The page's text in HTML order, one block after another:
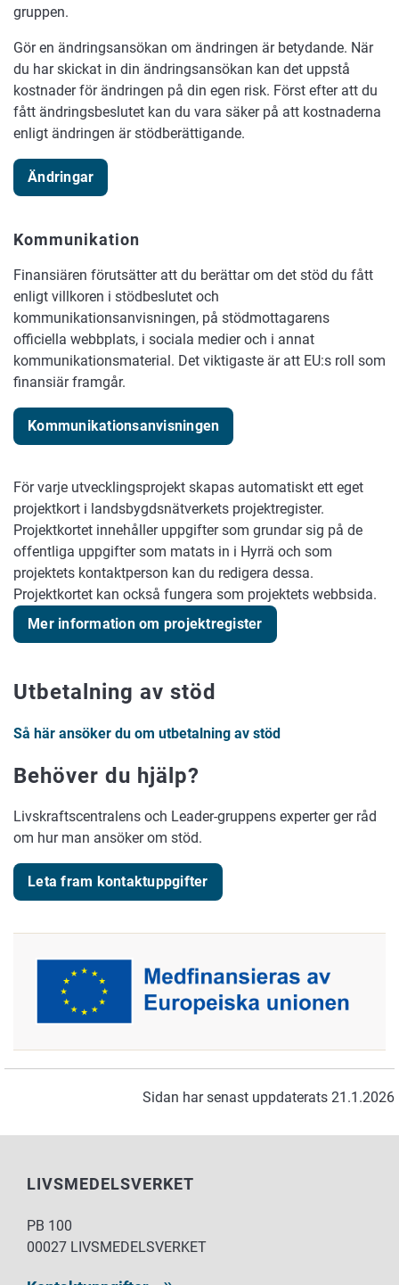
gruppen.
Gör en ändringsansökan om ändringen är betydande. När
du har skickat in din ändringsansökan kan det uppstå
kostnader för ändringen på din egen risk. Först efter att du
fått ändringsbeslutet kan du vara säker på att kostnaderna
enligt ändringen är stödberättigande.
Ändringar
Kommunikation
Finansiären förutsätter att du berättar om det stöd du fått
enligt villkoren i stödbeslutet och
kommunikationsanvisningen, på stödmottagarens
officiella webbplats, i sociala medier och i annat
kommunikationsmaterial. Det viktigaste är att EU:s roll som
finansiär framgår.
Kommunikationsanvisningen
För varje utvecklingsprojekt skapas automatiskt ett eget
projektkort i landsbygdsnätverkets projektregister.
Projektkortet innehåller uppgifter som grundar sig på de
offentliga uppgifter som matats in i Hyrrä och som
projektets kontaktperson kan du redigera dessa.
Projektkortet kan också fungera som projektets webbsida.
Mer information om projektregister
Utbetalning av stöd
Så här ansöker du om utbetalning av stöd
Behöver du hjälp?
Livskraftscentralens och Leader-gruppens experter ger råd
om hur man ansöker om stöd.
Leta fram kontaktuppgifter
Sidan har senast uppdaterats 21.1.2026
LIVSMEDELSVERKET
PB 100
00027 LIVSMEDELSVERKET